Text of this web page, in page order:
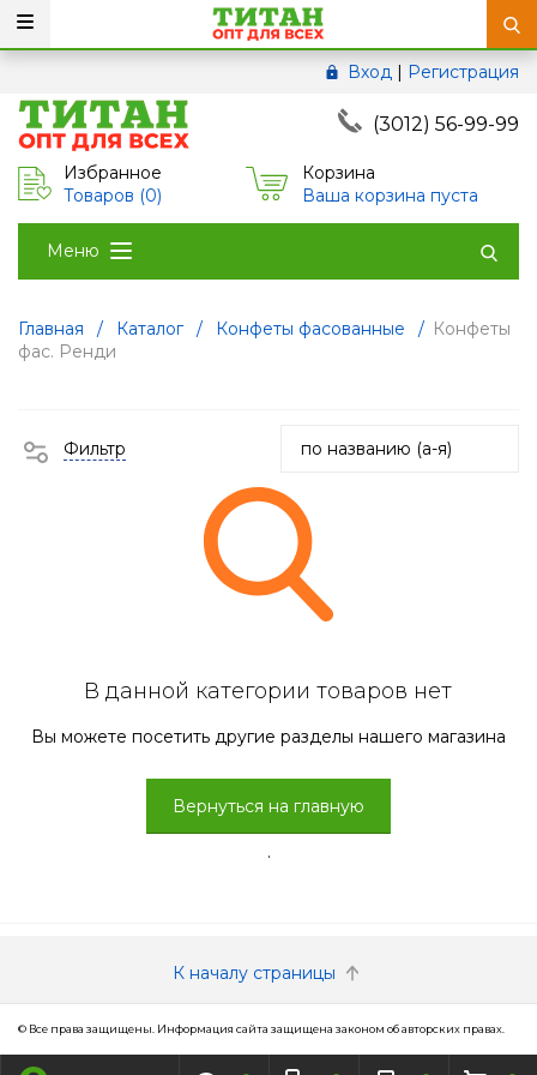
Вход | Регистрация
(3012) 56-99-99
Избранное
Товаров (0)
Корзина
Ваша корзина пуста
Меню
Главная / Каталог / Конфеты фасованные / Конфеты
фас. Ренди
Фильтр
В данной категории товаров нет
Вы можете посетить другие разделы нашего магазина
Вернуться на главную
.
К началу страницы
© Все права защищены. Информация сайта защищена законом об авторских правах.